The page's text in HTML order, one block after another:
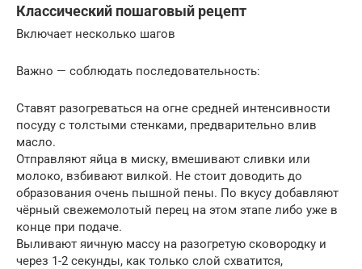
Классический пошаговый рецепт
Включает несколько шагов
Важно — соблюдать последовательность:
Ставят разогреваться на огне средней интенсивности
посуду с толстыми стенками, предварительно влив
масло.
Отправляют яйца в миску, вмешивают сливки или
молоко, взбивают вилкой. Не стоит доводить до
образования очень пышной пены. По вкусу добавляют
чёрный свежемолотый перец на этом этапе либо уже в
конце при подаче.
Выливают яичную массу на разогретую сковородку и
через 1-2 секунды, как только слой схватится,